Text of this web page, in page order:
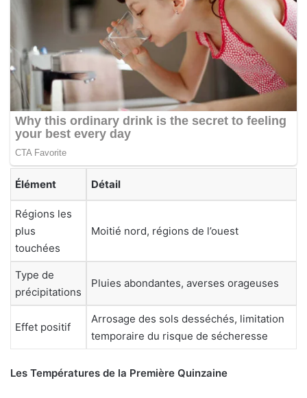
Élément Détail
Régions les
plus
touchées
Moitié nord, régions de l’ouest
Type de
précipitations
Pluies abondantes, averses orageuses
Effet positif
Arrosage des sols desséchés, limitation
temporaire du risque de sécheresse
Les Températures de la Première Quinzaine